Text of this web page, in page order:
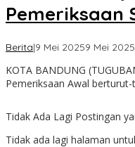
Pemeriksaan
Berita|9 Mei 20259 Mei 2025
KOTA BANDUNG
Pemeriksaan Awal
Tidak Ada Lagi Postingan
Tidak ada lagi halaman